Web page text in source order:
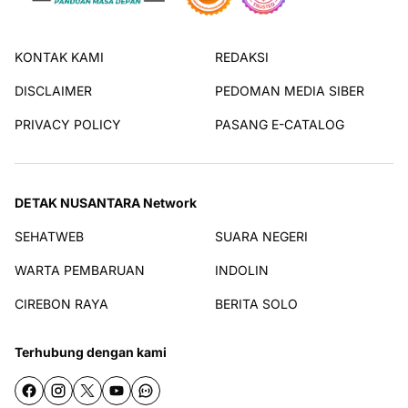
KONTAK KAMI REDAKSI
DISCLAIMER PEDOMAN MEDIA SIBER
PRIVACY POLICY PASANG E-CATALOG
DETAK NUSANTARA Network
SEHATWEB SUARA NEGERI
WARTA PEMBARUAN INDOLIN
CIREBON RAYA BERITA SOLO
Terhubung dengan kami